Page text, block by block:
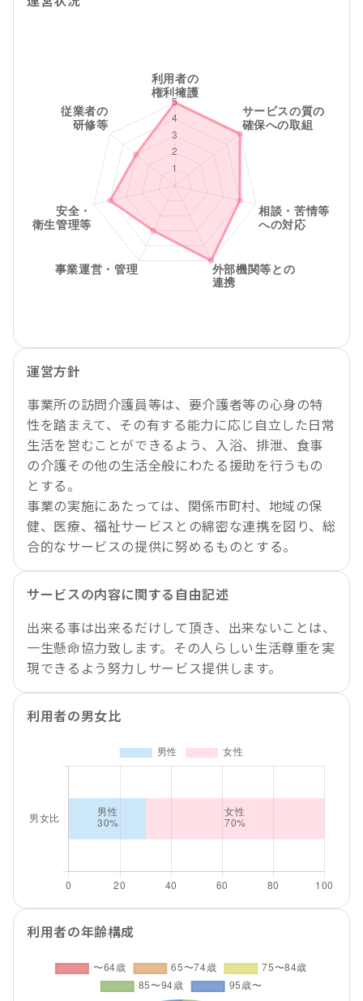
運営方針
事業所の訪問介護員等は、要介護者等の心身の特
性を踏まえて、その有する能力に応じ自立した日常
生活を営むことができるよう、入浴、排泄、食事
の介護その他の生活全般にわたる援助を行うもの
とする。
事業の実施にあたっては、関係市町村、地域の保
健、医療、福祉サービスとの綿密な連携を図り、総
合的なサービスの提供に努めるものとする。
サービスの内容に関する自由記述
出来る事は出来るだけして頂き、出来ないことは、
一生懸命協力致します。その人らしい生活尊重を実
現できるよう努力しサービス提供します。
利用者の男女比
利用者の年齢構成